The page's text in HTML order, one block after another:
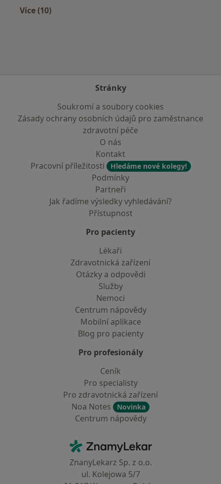
Více (10)
Stránky
Soukromí a soubory cookies
Zásady ochrany osobních údajů pro zaměstnance
zdravotní péče
O nás
Kontakt
Pracovní příležitosti
Hledáme nové kolegy!
Podmínky
Partneři
Jak řadíme výsledky vyhledávání?
Přístupnost
Pro pacienty
Lékaři
Zdravotnická zařízení
Otázky a odpovědi
Služby
Nemoci
Centrum nápovědy
Mobilní aplikace
Blog pro pacienty
Pro profesionály
Ceník
Pro specialisty
Pro zdravotnická zařízení
Noa Notes
Novinka
Centrum nápovědy
ZnamyLekar - Hlavní stránka
ZnanyLekarz Sp. z o.o.
ul. Kolejowa 5/7